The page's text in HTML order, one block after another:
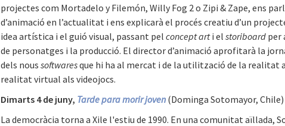
projectes com Mortadelo y Filemón, Willy Fog 2 o Zipi & Zape, ens
d’animació en l’actualitat i ens explicarà el procés creatiu d’un
idea artística i el guió visual, passant pelconcept arti elstoriboard per
de personatges i la producció. El director d’animació aprofitarà la
dels noussoftwaresque hi ha al mercat i de la utilització de la realitat
realitat virtual als videojocs.
Dimarts 4 de juny, Tarde para morir joven(Dominga Sotomayor, Chile)
La democràcia torna a Xile l'estiu de 1990. En una comunitat aïllada,